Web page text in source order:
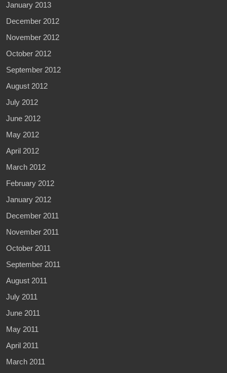
January 2013
December 2012
November 2012
October 2012
September 2012
August 2012
July 2012
June 2012
May 2012
April 2012
March 2012
February 2012
January 2012
December 2011
November 2011
October 2011
September 2011
August 2011
July 2011
June 2011
May 2011
April 2011
March 2011